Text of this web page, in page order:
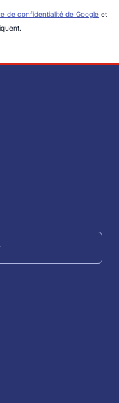
de confidentialité de Google et